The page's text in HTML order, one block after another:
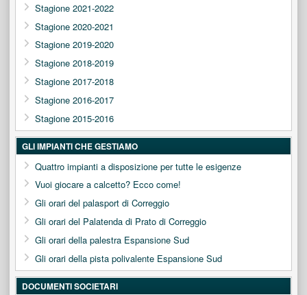
Stagione 2021-2022
Stagione 2020-2021
Stagione 2019-2020
Stagione 2018-2019
Stagione 2017-2018
Stagione 2016-2017
Stagione 2015-2016
GLI IMPIANTI CHE GESTIAMO
Quattro impianti a disposizione per tutte le esigenze
Vuoi giocare a calcetto? Ecco come!
Gli orari del palasport di Correggio
Gli orari del Palatenda di Prato di Correggio
Gli orari della palestra Espansione Sud
Gli orari della pista polivalente Espansione Sud
DOCUMENTI SOCIETARI